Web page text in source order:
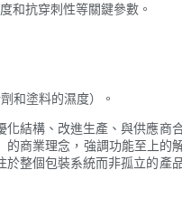
和抗穿刺性等關鍵參數。
和塗料的濕度）。
結構、改進生產、與供應商
的商業理念，強調功能至上
整個包裝系統而非孤立的產